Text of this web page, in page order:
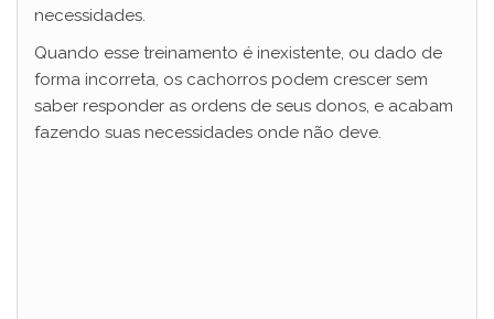
necessidades.
Quando esse treinamento é inexistente, ou dado de
forma incorreta, os cachorros podem crescer sem
saber responder as ordens de seus donos, e acabam
fazendo suas necessidades onde não deve.